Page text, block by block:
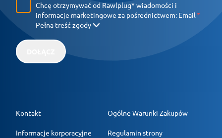
Chcę otrzymywać od Rawlplug* wiadomości i
informacje marketingowe za pośrednictwem: Email
Pełna treść zgody
Kontakt
Informacje korporacyjne
Ogólne Warunki Zakupów
Regulamin strony